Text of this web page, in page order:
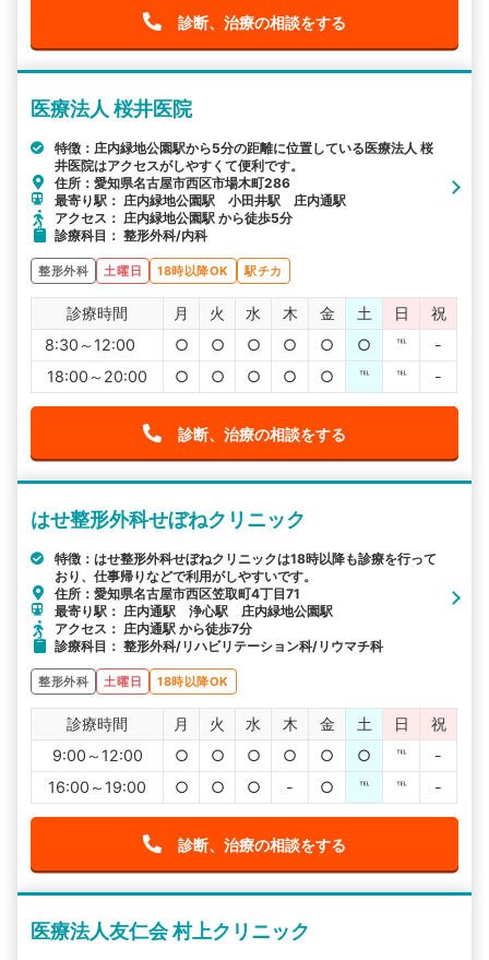
診断、治療の相談をする
医療法人 桜井医院
特徴：庄内緑地公園駅から5分の距離に位置している医療法人 桜
井医院はアクセスがしやすくて便利です。
住所：愛知県名古屋市西区市場木町286
最寄り駅： 庄内緑地公園駅 小田井駅 庄内通駅
アクセス： 庄内緑地公園駅 から徒歩5分
診療科目： 整形外科/内科
整形外科 土曜日 18時以降OK 駅チカ
診療時間 月 火 水 木 金 土 日
祝
8:30～12:00
○ ○ ○ ○ ○ ○ ℡
-
18:00～20:00
○ ○ ○ ○ ○ ℡ ℡ -
診断、治療の相談をする
はせ整形外科せぼねクリニック
特徴：はせ整形外科せぼねクリニックは18時以降も診療を行って
おり、仕事帰りなどで利用がしやすいです。
住所：愛知県名古屋市西区笠取町4丁目71
最寄り駅： 庄内通駅 浄心駅 庄内緑地公園駅
アクセス： 庄内通駅 から徒歩7分
診療科目： 整形外科/リハビリテーション科/リウマチ科
整形外科 土曜日 18時以降OK
診療時間 月 火 水 木 金 土 日
祝
9:00～12:00
○ ○ ○ ○ ○ ○ ℡
-
16:00～19:00
○ ○ ○ - ○ ℡ ℡ -
診断、治療の相談をする
医療法人友仁会 村上クリニック